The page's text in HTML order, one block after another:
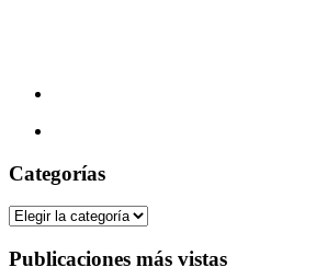
Categorías
Categorías
Publicaciones más vistas